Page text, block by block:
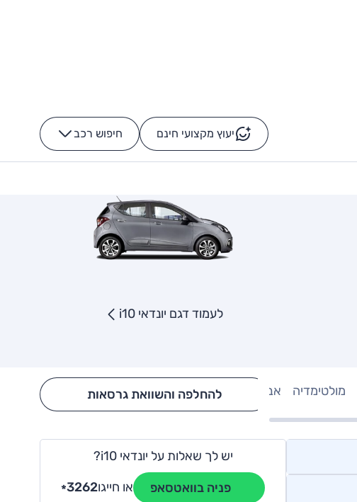
יעוץ מקצועי חינם חיפוש רכב -
לעמוד דגם יונדאי i10
מולטימדיה אבזור Hide config section
להחלפה והשוואת גרסאות
יש לך שאלות על יונדאי i10?
פניה בוואטסאפ או חייגו *3262